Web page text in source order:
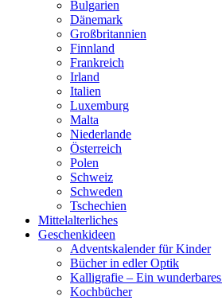
Bulgarien
Dänemark
Großbritannien
Finnland
Frankreich
Irland
Italien
Luxemburg
Malta
Niederlande
Österreich
Polen
Schweiz
Schweden
Tschechien
Mittelalterliches
Geschenkideen
Adventskalender für Kinder
Bücher in edler Optik
Kalligrafie – Ein
Kochbücher